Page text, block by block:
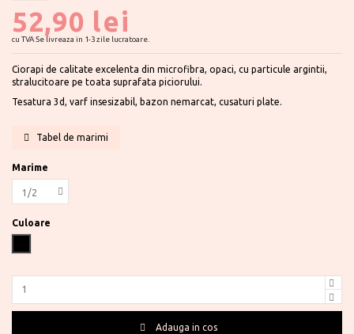
52,90 lei
cu TVASe livreaza in 1-3 zile lucratoare.
Ciorapi de calitate excelenta din microfibra, opaci, cu particule argintii,
stralucitoare pe toata suprafata piciorului.
Tesatura 3d, varf insesizabil, bazon nemarcat, cusaturi plate.
Tabel de marimi
Marime
Culoare
Adauga in cos